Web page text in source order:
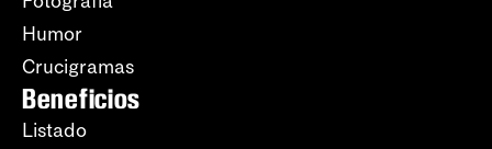
Humor
Crucigramas
Beneficios
Listado